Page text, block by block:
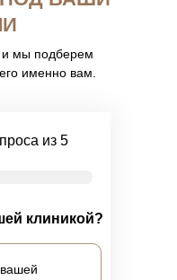
клиникой?
из 5
и мы подберем
именно вам.